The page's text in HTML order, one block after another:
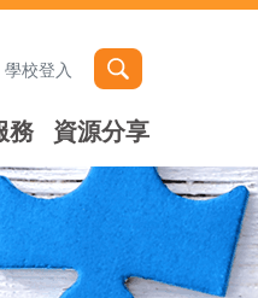
學校登入
務 資源分享